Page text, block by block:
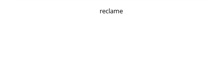
reclame